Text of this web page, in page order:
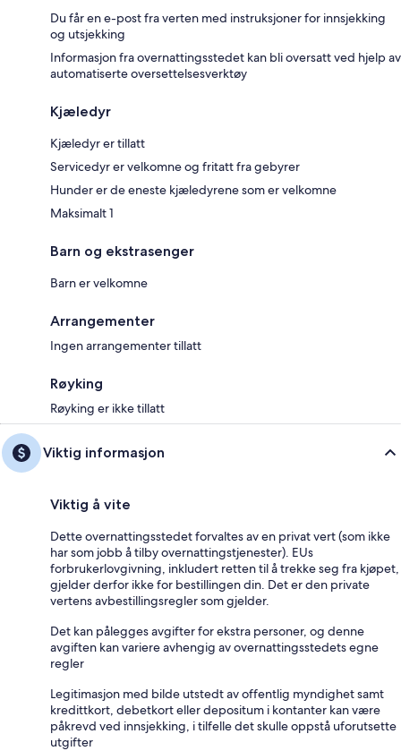
Du får en e-post fra verten med instruksjoner for innsjekking
og utsjekking
Informasjon fra overnattingsstedet kan bli oversatt ved hjelp av
automatiserte oversettelsesverktøy
Kjæledyr
Kjæledyr er tillatt
Servicedyr er velkomne og fritatt fra gebyrer
Hunder er de eneste kjæledyrene som er velkomne
Maksimalt 1
Barn og ekstrasenger
Barn er velkomne
Arrangementer
Ingen arrangementer tillatt
Røyking
Røyking er ikke tillatt
Viktig informasjon
Viktig å vite
Dette overnattingsstedet forvaltes av en privat vert (som ikke
har som jobb å tilby overnattingstjenester). EUs
forbrukerlovgivning, inkludert retten til å trekke seg fra kjøpet,
gjelder derfor ikke for bestillingen din. Det er den private
vertens avbestillingsregler som gjelder.
Det kan pålegges avgifter for ekstra personer, og denne
avgiften kan variere avhengig av overnattingsstedets egne
regler
Legitimasjon med bilde utstedt av offentlig myndighet samt
kredittkort, debetkort eller depositum i kontanter kan være
påkrevd ved innsjekking, i tilfelle det skulle oppstå uforutsette
utgifter